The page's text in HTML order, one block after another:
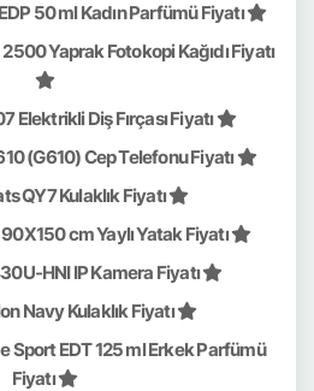
50 ml Kadın Parfümü Fiyatı
Yaprak Fotokopi Kağıdı Fiyatı
Elektrikli Diş Fırçası Fiyatı
(G610) Cep Telefonu Fiyatı
QY7 Kulaklık Fiyatı
cm Yaylı Yatak Fiyatı
HNI IP Kamera Fiyatı
Navy Kulaklık Fiyatı
Sport EDT 125 ml Erkek Parfümü
Fiyatı